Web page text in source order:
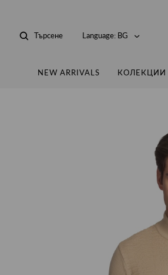
Търсене Language: BG
NEW ARRIVALS КОЛЕКЦИИ